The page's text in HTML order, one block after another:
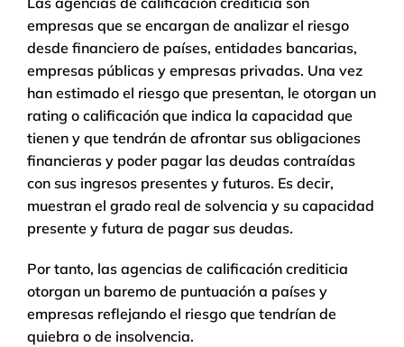
empresas que se encargan de analizar el riesgo
desde financiero de países, entidades bancarias,
empresas públicas y empresas privadas. Una vez
han estimado el riesgo que presentan, le otorgan un
rating o calificación que indica la capacidad que
tienen y que tendrán de afrontar sus obligaciones
financieras y poder pagar las deudas contraídas
con sus ingresos presentes y futuros. Es decir,
muestran el grado real de solvencia y su capacidad
presente y futura de pagar sus deudas.
Por tanto, las agencias de calificación crediticia
otorgan un baremo de puntuación a países y
empresas reflejando el riesgo que tendrían de
quiebra o de insolvencia.